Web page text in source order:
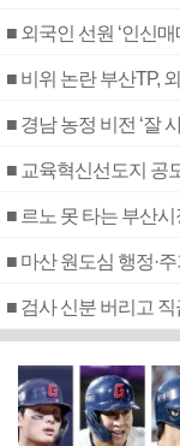
■ 외국인 선원 ‘인신
■ 비위 논란 부산TP,
■ 경남 농정 비전 ‘잘
■ 교육혁신선도지 공
■ 르노 못 타는 부산
■ 마산 원도심 행정·